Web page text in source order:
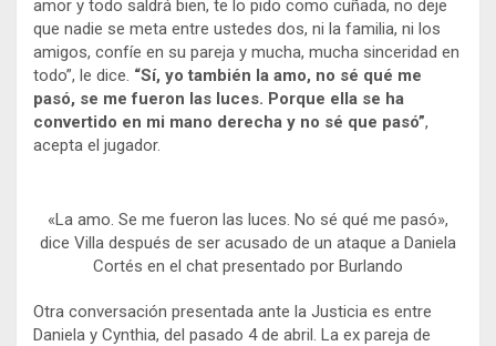
amor y todo saldrá bien, te lo pido como cuñada, no deje
que nadie se meta entre ustedes dos, ni la familia, ni los
amigos, confíe en su pareja y mucha, mucha sinceridad en
todo”, le dice. “Sí, yo también la amo, no sé qué me
pasó, se me fueron las luces. Porque ella se ha
convertido en mi mano derecha y no sé que pasó”,
acepta el jugador.
«La amo. Se me fueron las luces. No sé qué me pasó»,
dice Villa después de ser acusado de un ataque a Daniela
Cortés en el chat presentado por Burlando
Otra conversación presentada ante la Justicia es entre
Daniela y Cynthia, del pasado 4 de abril. La ex pareja de